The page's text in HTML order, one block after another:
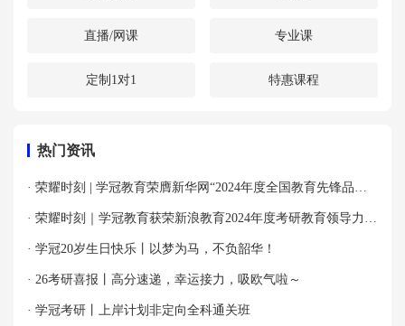
直播/网课 专业课
定制1对1 特惠课程
热门资讯
· 荣耀时刻 | 学冠教育荣膺新华网“2024年度全国教育先锋品牌
优秀案例”殊荣！
· 荣耀时刻｜学冠教育获荣新浪教育2024年度考研教育领导力品
牌！
· 学冠20岁生日快乐丨以梦为马，不负韶华！
· 26考研喜报丨高分速递，幸运接力，吸欧气啦～
· 学冠考研丨上岸计划非定向全科通关班